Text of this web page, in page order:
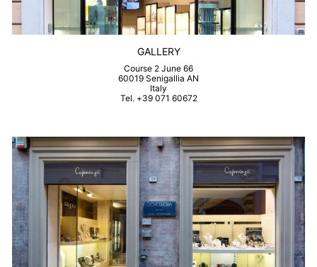
GALLERY
Course 2 June 66
60019 Senigallia AN
Italy
Tel. +39 071 60672